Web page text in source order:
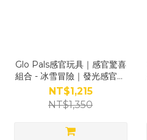
Glo Pals感官玩具｜感官驚喜
組合 - 冰雪冒險｜發光感官瓶
(雲灰)
NT$1,215
NT$1,350